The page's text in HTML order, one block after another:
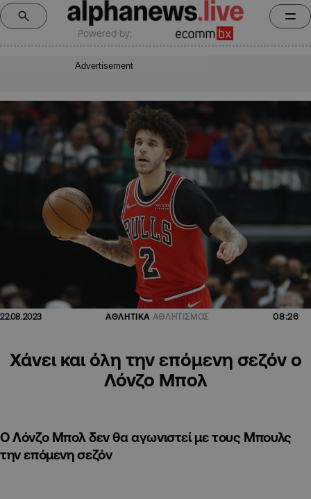
Powered by:
Advertisement
22.08.2023 ΑΘΛΗΤΙΚΑ ΑΘΛΗΤΙΣΜΟΣ 08:26
Χάνει και όλη την επόμενη σεζόν ο
Λόνζο Μπολ
Ο Λόνζο Μπολ δεν θα αγωνιστεί με τους Μπουλς
την επόμενη σεζόν